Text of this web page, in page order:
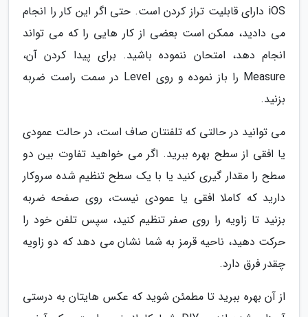
iOS دارای قابلیت تراز کردن است. حتی اگر این کار را انجام
می دادید، ممکن است بعضی از کار هایی را که می تواند
انجام دهد، امتحان ننموده باشید. برای پیدا کردن آن،
Measure را باز نموده و روی Level در سمت راست ضربه
بزنید.
می توانید در حالتی که تلفنتان صاف است، در حالت عمودی
یا افقی از سطح بهره ببرید. اگر می خواهید تفاوت بین دو
سطح را مقدار گیری کنید یا با یک سطح تنظیم شده سروکار
دارید که کاملا افقی یا عمودی نیست، روی صفحه ضربه
بزنید تا زاویه را روی صفر تنظیم کنید، سپس تلفن خود را
حرکت دهید، ناحیه قرمز به شما نشان می دهد که دو زاویه
چقدر فرق دارد.
از آن بهره ببرید تا مطمئن شوید که عکس هایتان به درستی